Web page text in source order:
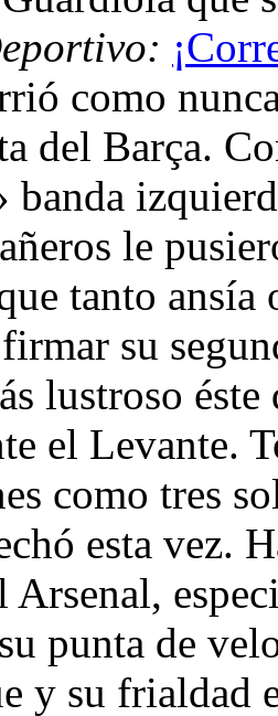
como
del Barça.
banda
le
tanto ansía
su
lustroso
el Levante.
como tres
esta vez.
Arsenal,
punta de
y su frialdad